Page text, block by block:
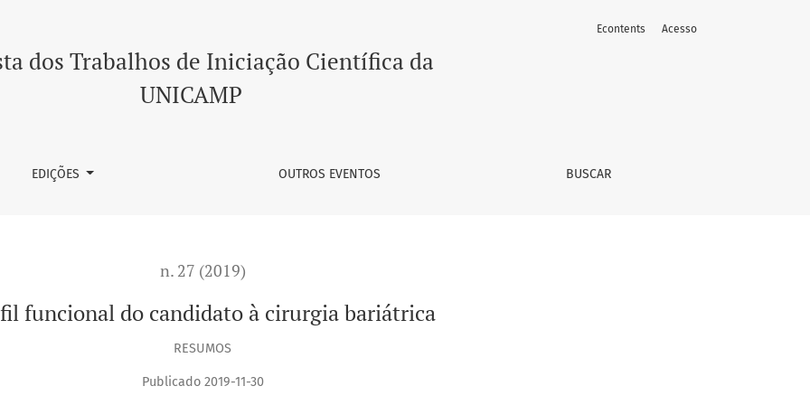
dos Trabalhos de Iniciação Científica da
UNICAMP
EDIÇÕES OUTROS EVENTOS BUSCAR
Econtents Acesso
n. 27 (2019)
funcional do candidato à cirurgia bariátrica
RESUMOS
Publicado 2019-11-30